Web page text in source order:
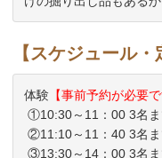
【スケジュール・
体験 【事前予約が必要で